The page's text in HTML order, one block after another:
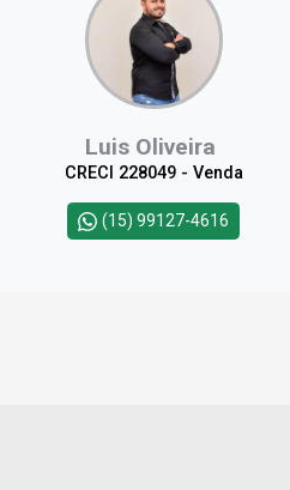
Luis Oliveira
CRECI 228049 - Venda
(15) 99127-4616